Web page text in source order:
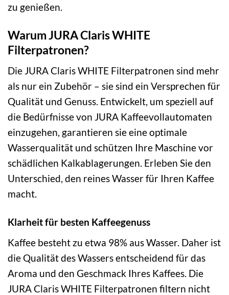
zu genießen.
Warum JURA Claris WHITE
Filterpatronen?
Die JURA Claris WHITE Filterpatronen sind mehr
als nur ein Zubehör – sie sind ein Versprechen für
Qualität und Genuss. Entwickelt, um speziell auf
die Bedürfnisse von JURA Kaffeevollautomaten
einzugehen, garantieren sie eine optimale
Wasserqualität und schützen Ihre Maschine vor
schädlichen Kalkablagerungen. Erleben Sie den
Unterschied, den reines Wasser für Ihren Kaffee
macht.
Klarheit für besten Kaffeegenuss
Kaffee besteht zu etwa 98% aus Wasser. Daher ist
die Qualität des Wassers entscheidend für das
Aroma und den Geschmack Ihres Kaffees. Die
JURA Claris WHITE Filterpatronen filtern nicht